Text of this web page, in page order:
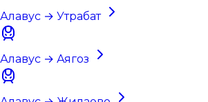
Алавус → Утрабат
Алавус → Аягоз